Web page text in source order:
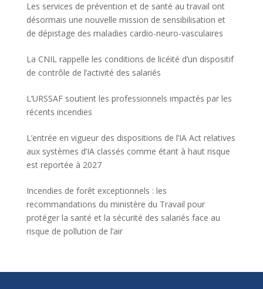
Les services de prévention et de santé au travail ont
désormais une nouvelle mission de sensibilisation et
de dépistage des maladies cardio-neuro-vasculaires
La CNIL rappelle les conditions de licéité d’un dispositif
de contrôle de l’activité des salariés
L’URSSAF soutient les professionnels impactés par les
récents incendies
L’entrée en vigueur des dispositions de l’IA Act relatives
aux systèmes d’IA classés comme étant à haut risque
est reportée à 2027
Incendies de forêt exceptionnels : les
recommandations du ministère du Travail pour
protéger la santé et la sécurité des salariés face au
risque de pollution de l’air